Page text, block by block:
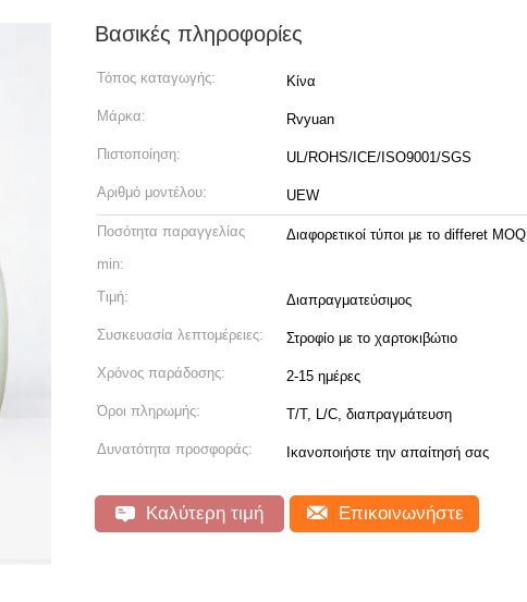
Βασικές πληροφορίες
Τόπος καταγωγής: Κίνα
Μάρκα: Rvyuan
Πιστοποίηση: UL/ROHS/ICE/ISO9001/SGS
Αριθμό μοντέλου: UEW
Ποσότητα παραγγελίας
min:
Διαφορετικοί τύποι με το differet MOQ
Τιμή: Διαπραγματεύσιμος
Συσκευασία λεπτομέρειες: Στροφίο με το χαρτοκιβώτιο
Χρόνος παράδοσης: 2-15 ημέρες
Όροι πληρωμής: T/T, L/C, διαπραγμάτευση
Δυνατότητα προσφοράς: Ικανοποιήστε την απαίτησή σας
Καλύτερη τιμή Επικοινωνήστε